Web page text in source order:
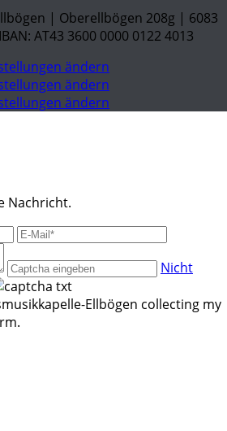
| Oberellbögen 208g | 6083
AT43 3600 0000 0122 4013
ändern
ändern
ändern
Nachricht.
Nicht
Ellbögen collecting my